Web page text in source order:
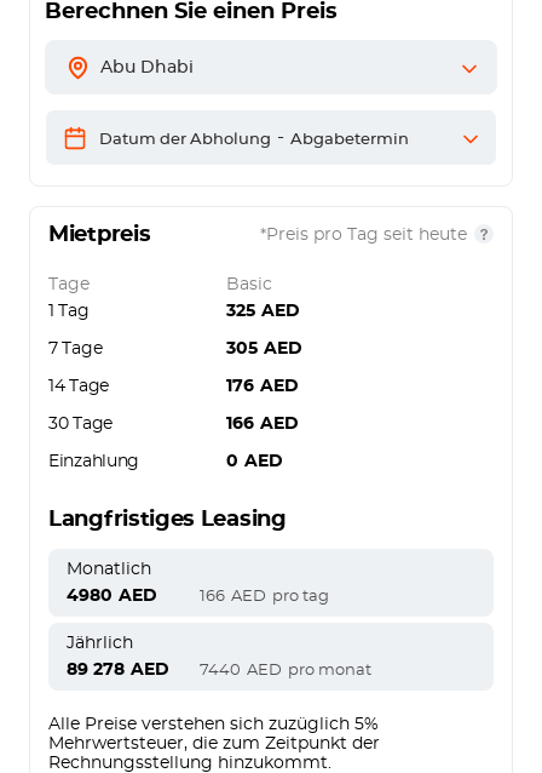
Berechnen Sie einen Preis
Abu Dhabi
Datum der Abholung - Abgabetermin
Mietpreis *Preis pro Tag seit heute
Tage
Basic
1 Tag
325 AED
7 Tage 305 AED
14 Tage 176 AED
30 Tage 166 AED
Einzahlung 0 AED
Langfristiges Leasing
Monatlich
4980 AED 166 AED pro tag
Jährlich
89 278 AED 7440 AED pro monat
Alle Preise verstehen sich zuzüglich 5%
Mehrwertsteuer, die zum Zeitpunkt der
Rechnungsstellung hinzukommt.